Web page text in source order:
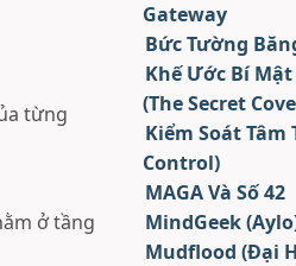
từng
ở tầng
Gateway
Bức Tường
Khế Ước Bí
(The Secret
Kiểm Soát Tâm
Control)
MAGA Và Số 42
MindGeek
Mudflood (Đại